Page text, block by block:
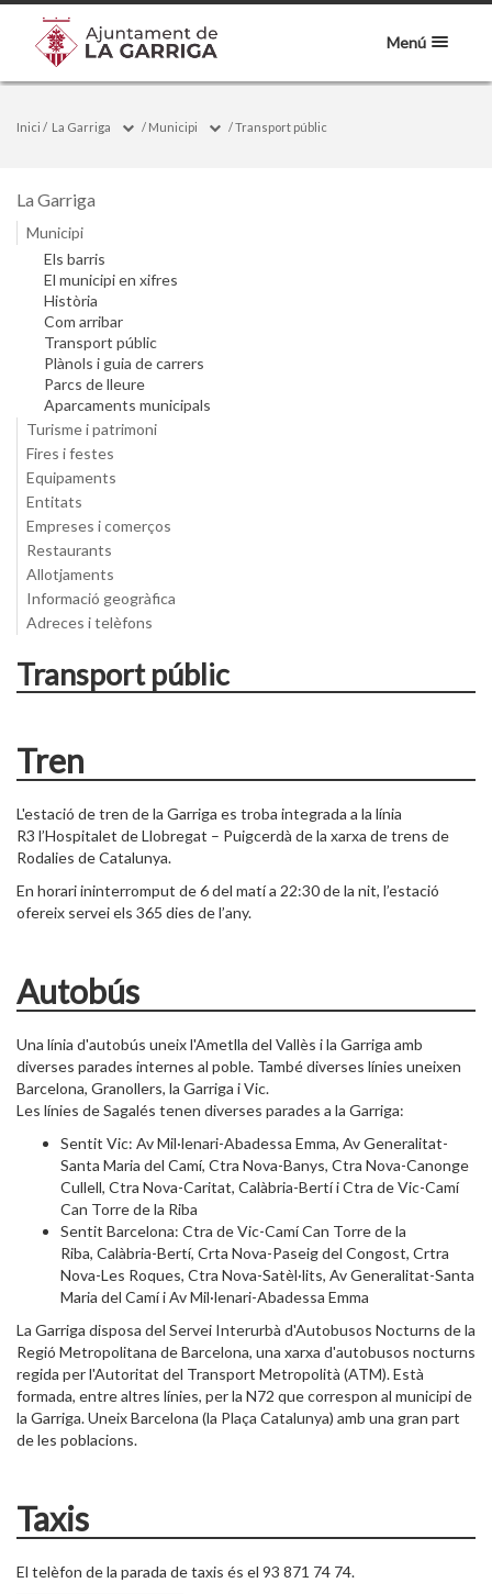
Menú
Inici / La Garriga / Municipi /Transport públic
La Garriga
Municipi
Els barris
El municipi en xifres
Història
Com arribar
Transport públic
Plànols i guia de carrers
Parcs de lleure
Aparcaments municipals
Turisme i patrimoni
Fires i festes
Equipaments
Entitats
Empreses i comerços
Restaurants
Allotjaments
Informació geogràfica
Adreces i telèfons
Transport públic
Tren
L'estació de tren de la Garriga es troba integrada a la línia
R3 l’Hospitalet de Llobregat – Puigcerdà de la xarxa de trens de
Rodalies de Catalunya.
En horari ininterromput de 6 del matí a 22:30 de la nit, l’estació
ofereix servei els 365 dies de l’any.
Autobús
Una línia d'autobús uneix l'Ametlla del Vallès i la Garriga amb
diverses parades internes al poble. També diverses línies uneixen
Barcelona, Granollers, la Garriga i Vic.
Les línies de Sagalés tenen diverses parades a la Garriga:
Sentit Vic: Av Mil·lenari-Abadessa Emma, Av Generalitat-
Santa Maria del Camí, Ctra Nova-Banys, Ctra Nova-Canonge
Cullell, Ctra Nova-Caritat, Calàbria-Bertí i Ctra de Vic-Camí
Can Torre de la Riba
Sentit Barcelona: Ctra de Vic-Camí Can Torre de la
Riba, Calàbria-Bertí, Crta Nova-Paseig del Congost, Crtra
Nova-Les Roques, Ctra Nova-Satèl·lits, Av Generalitat-Santa
Maria del Camí i Av Mil·lenari-Abadessa Emma
La Garriga disposa del Servei Interurbà d'Autobusos Nocturns de la
Regió Metropolitana de Barcelona, una xarxa d'autobusos nocturns
regida per l'Autoritat del Transport Metropolità (ATM). Està
formada, entre altres línies, per la N72 que correspon al municipi de
la Garriga. Uneix Barcelona (la Plaça Catalunya) amb una gran part
de les poblacions.
Taxis
El telèfon de la parada de taxis és el 93 871 74 74.